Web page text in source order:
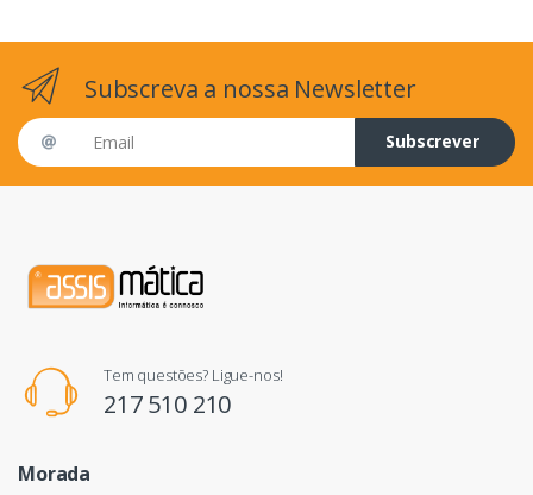
Subscreva a nossa Newsletter
Email address
Subscrever
Tem questões? Ligue-nos!
217 510 210
Morada